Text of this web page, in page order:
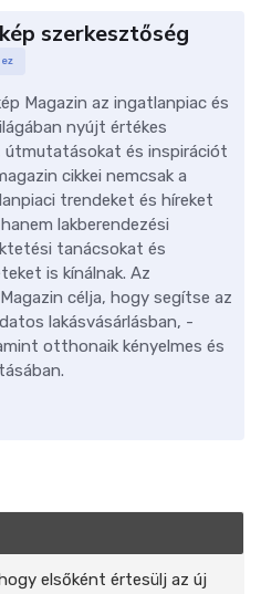
szerkesztőség
Magazin az ingatlanpiac és
nyújt értékes
útmutatásokat és inspirációt
cikkei nemcsak a
trendeket és híreket
lakberendezési
tanácsokat és
is kínálnak. Az
célja, hogy segítse az
lakásvásárlásban, -
otthonaik kényelmes és
elsőként értesülj az új